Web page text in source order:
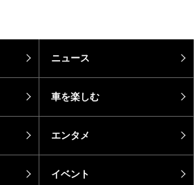
ニュース
車を楽しむ
エンタメ
イベント